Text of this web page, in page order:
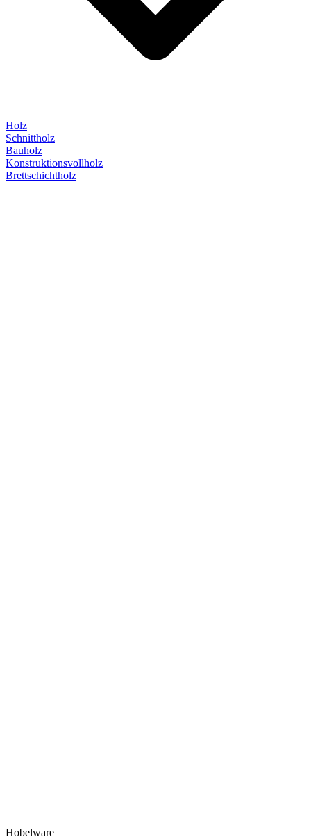
Holz
Schnittholz
Bauholz
Konstruktionsvollholz
Brettschichtholz
Hobelware